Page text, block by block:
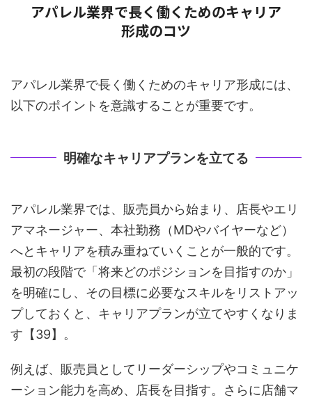
アパレル業界で長く働くためのキャリア
形成のコツ
アパレル業界で長く働くためのキャリア形成には、
以下のポイントを意識することが重要です。
明確なキャリアプランを立てる
アパレル業界では、販売員から始まり、店長やエリ
アマネージャー、本社勤務（MDやバイヤーなど）
へとキャリアを積み重ねていくことが一般的です。
最初の段階で「将来どのポジションを目指すのか」
を明確にし、その目標に必要なスキルをリストアッ
プしておくと、キャリアプランが立てやすくなりま
す【39】。
例えば、販売員としてリーダーシップやコミュニケ
ーション能力を高め、店長を目指す。さらに店舗マ